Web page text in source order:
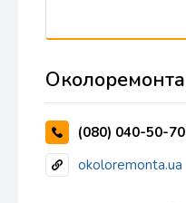
Околоремонта
(080) 040-50-70
okoloremonta.ua